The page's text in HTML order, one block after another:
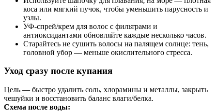
коса или мягкий пучок, чтобы уменьшить парусность и
узлы.
УФ‑спрей/крем для волос с фильтрами и
антиоксидантами обновляйте каждые несколько часов.
Старайтесь не сушить волосы на палящем солнце: тень,
головной убор — меньше окислительного стресса.
Уход сразу после купания
Цель — быстро удалить соль, хлорамины и металлы, закрыть
чешуйки и восстановить баланс влаги/белка.
Схема после воды: